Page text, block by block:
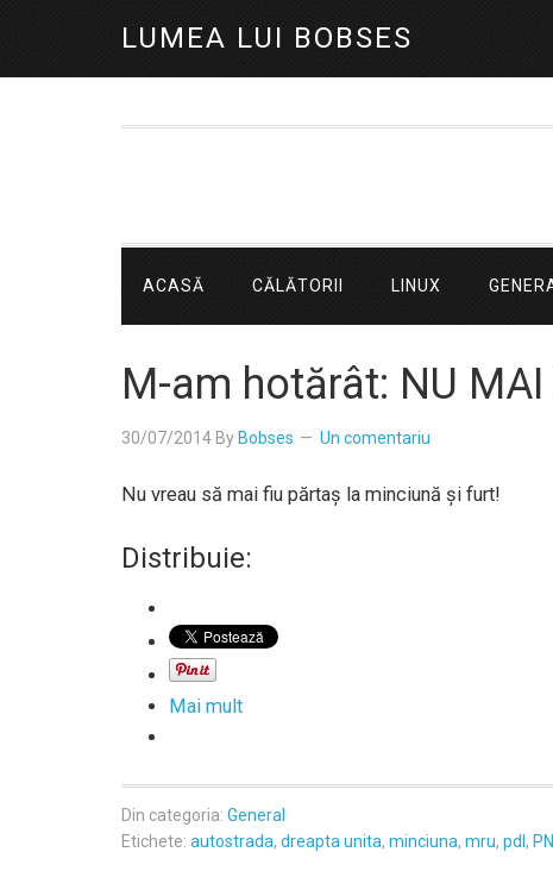
LUMEA LUI BOBSES
ACASĂ CĂLĂTORII LINUX
M-am hotărât: NU MAI
30/07/2014 By Bobses Un comentariu
Nu vreau să mai fiu părtaș la minciună și furt!
Distribuie:
Mai mult
Din categoria: General
Etichete: autostrada, dreapta unita, minciuna, mru, pdl ,